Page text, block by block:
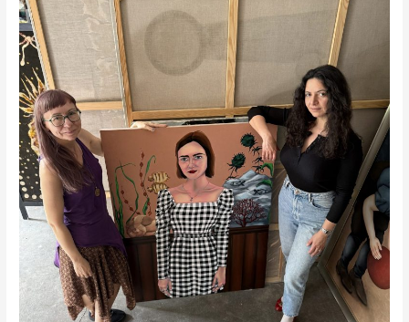
Luizy
Poredy
Targowisko
Sztuki.
POSŁUCHAJ
ROZMOWY!